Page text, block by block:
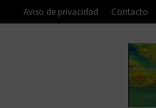
Aviso de privacidad Contacto